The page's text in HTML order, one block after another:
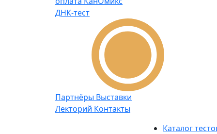
ДНК-тест
Партнёры Выставки
Лекторий Контакты
Каталог